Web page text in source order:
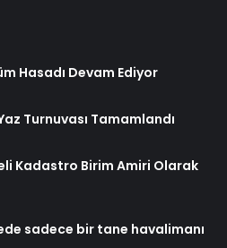
Hasadı Devam Ediyor
Turnuvası Tamamlandı
Kadastro Birim Amiri Olarak
sadece bir tane havalimanı